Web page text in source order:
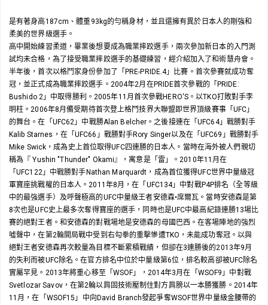
是有著身高187cm、體重93kg的勻稱身材，並且還擁有異於日本人的剛強和
柔美的世界級選手。
高中開始練習柔道，畢業後想要成為職業摔跤選手，兩次參加新日本的入門測
試均未合格，為了接受職業摔跤選手的基礎練習，經介紹加入了和術慧舟會。
半年後，首次以格鬥家身份參加了「PRE-PRIDE.4」比賽。首次參賽就成功奪
冠，並正式成為職業摔跤選手。2004年2月在PRIDE首次參戰的「PRIDE:
Bushido 2」中取得勝利。2005年11月首次參戰HERO'S。以TKO打敗對手李
明柱。2006年8月備受期待首次登上格鬥技界大聯盟即世界頂級賽事「UFC」
的舞台。在「UFC62」中戰勝Alan Belcher。之後接連在「UFC64」戰勝對手
Kalib Starnes，在「UFC66」戰勝對手Rory Singer以及在「UFC69」戰勝對手
Mike Swick，成為史上首位取得UFC四連勝的日本人。當時在海外被人們親切
稱為『 Yushin "Thunder" Okami』，寓意是「雷」。2010年11月在
「UFC122」中戰勝對手Nathan Marquardt，成為首位獲得UFC世界中量級冠
軍寶座挑戰權的日本人。2011年8月，在「UFC134」中對戰P4P排名（全等級
中的最強選手）及呼聲極高的UFC中量級王者安德森•席爾瓦。當時安德森是第
8次也是UFC史上最多次奪得寶座的選手，同時也是UFC中最高紀錄連勝13場比
賽的絕對王者。和安德森的對戰場地是安德森的母國巴西。在客場陣地的強烈
噓聲中，在第2輪開局戰中受到右勾拳的重擊慘遭TKO，未能成功奪冠。以與
絕對王者安德森再次較量為目標不斷累積戰績，但卻在3連勝後的2013年9月
的失利而被UFC除名。在官方排名中位於中量級第6位，排名較高卻被UFC除名
實屬罕見。2013年將重心移至「WSOF」，2014年3月在「WSOF9」中對戰
Svetlozar Savov，在第2輪以肩固技術壓制住對方肩膀以一本勝獲勝。2014年
11月，在「WSOF15」中向David Branch發起爭奪WSOF世界中量級金腰帶的